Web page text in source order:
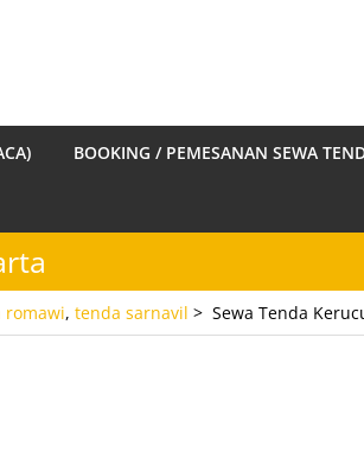
BOOKING / PEMESANAN SEWA
romawi, tenda sarnavil > Sewa Tenda